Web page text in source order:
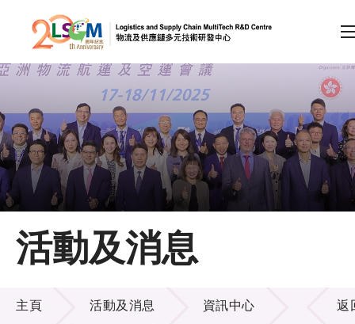
跳到內容（按回車鍵）
會員登入
A A EN 繁 简
主頁
關於LSCM
技術商品化
活動及消息
活動及消息
主頁 活動及消息 資訊中心 返